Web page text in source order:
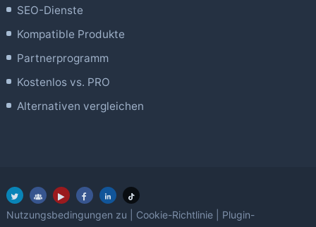
SEO-Dienste
Kompatible Produkte
Partnerprogramm
Kostenlos vs. PRO
Alternativen vergleichen
Nutzungsbedingungen zu Cookie-Richtlinie
Plugin-